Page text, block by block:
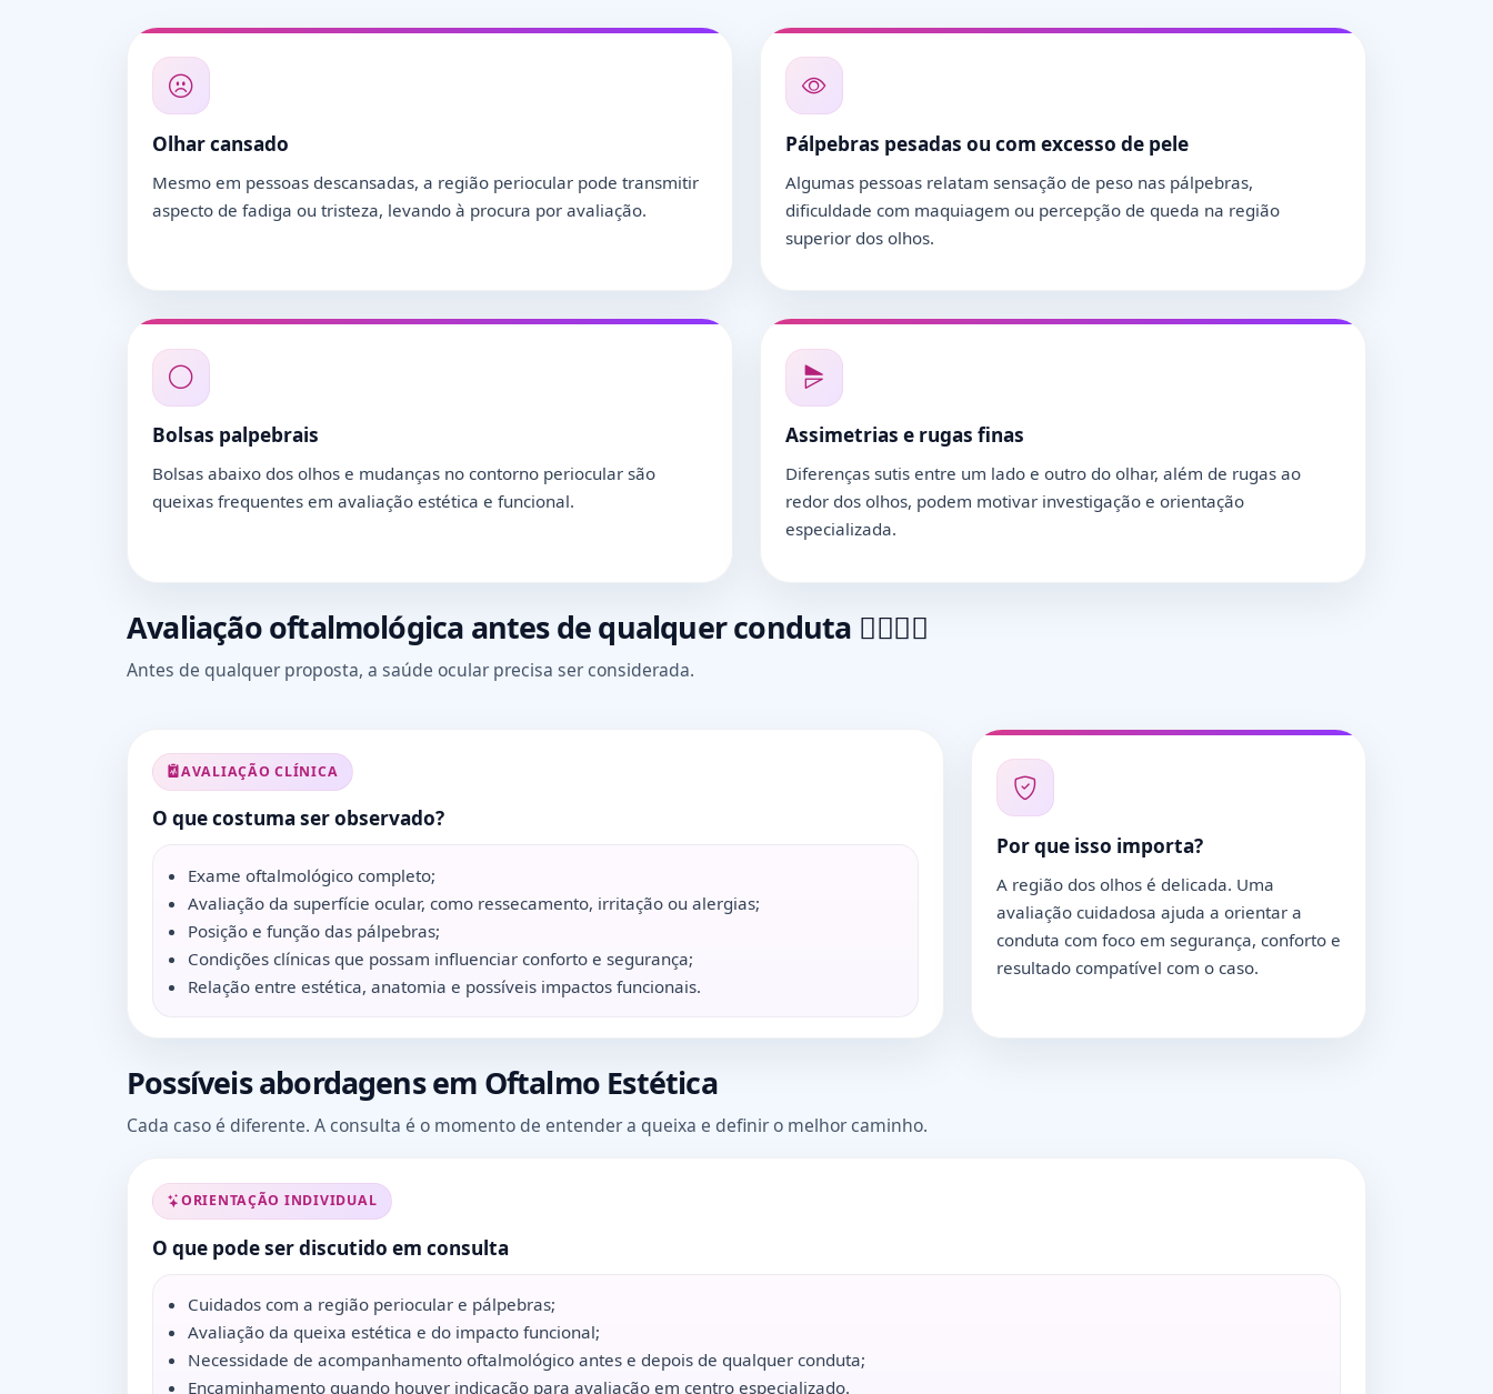
Olhar cansado
Mesmo em pessoas descansadas, a região periocular pode transmitir
aspecto de fadiga ou tristeza, levando à procura por avaliação.
Pálpebras pesadas ou com excesso de pele
Algumas pessoas relatam sensação de peso nas pálpebras,
dificuldade com maquiagem ou percepção de queda na região
superior dos olhos.
Bolsas palpebrais
Bolsas abaixo dos olhos e mudanças no contorno periocular são
queixas frequentes em avaliação estética e funcional.
Assimetrias e rugas finas
Diferenças sutis entre um lado e outro do olhar, além de rugas ao
redor dos olhos, podem motivar investigação e orientação
especializada.
Avaliação oftalmológica antes de qualquer conduta 👨‍⚕️👩‍⚕️
Antes de qualquer proposta, a saúde ocular precisa ser considerada.
AVALIAÇÃO CLÍNICA
O que costuma ser observado?
Exame oftalmológico completo;
Avaliação da superfície ocular, como ressecamento, irritação ou alergias;
Posição e função das pálpebras;
Condições clínicas que possam influenciar conforto e segurança;
Relação entre estética, anatomia e possíveis impactos funcionais.
Por que isso importa?
A região dos olhos é delicada. Uma
avaliação cuidadosa ajuda a orientar a
conduta com foco em segurança, conforto e
resultado compatível com o caso.
Possíveis abordagens em Oftalmo Estética
Cada caso é diferente. A consulta é o momento de entender a queixa e definir o melhor caminho.
ORIENTAÇÃO INDIVIDUAL
O que pode ser discutido em consulta
Cuidados com a região periocular e pálpebras;
Avaliação da queixa estética e do impacto funcional;
Necessidade de acompanhamento oftalmológico antes e depois de qualquer conduta;
Encaminhamento quando houver indicação para avaliação em centro especializado.